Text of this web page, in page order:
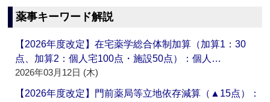
薬事キーワード解説
【2026年度改定】在宅薬学総合体制加算（加算1：30
点、加算2：個人宅100点・施設50点）：個人…
2026年03月12日 (木)
【2026年度改定】門前薬局等立地依存減算（▲15点）：